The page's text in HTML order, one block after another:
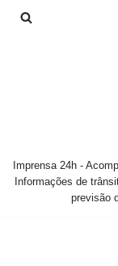
Imprensa 24h -
Informações de
previsão